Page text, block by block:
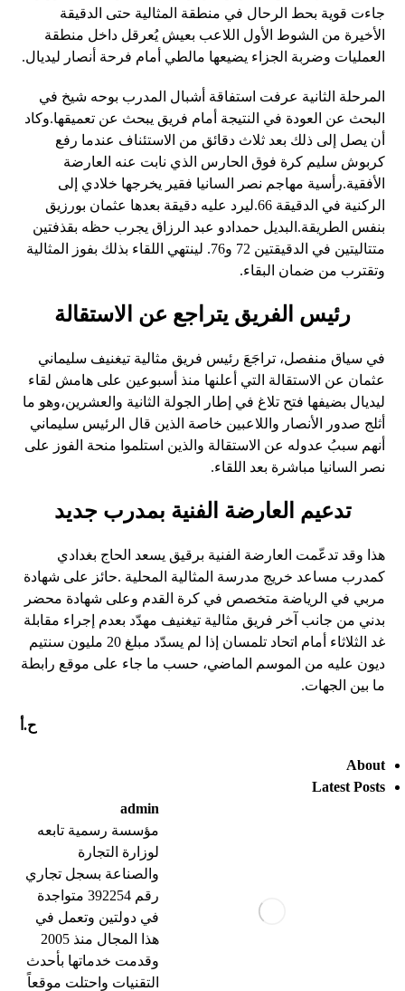
جاءت قوية بحط الرحال في منطقة المثالية حتى الدقيقة
الأخيرة من الشوط الأول اللاعب بعيش يُعرقل داخل منطقة
العمليات وضربة الجزاء يضيعها مالطي أمام فرحة أنصار ليديال.
المرحلة الثانية عرفت استفاقة أشبال المدرب بوحه شيخ في
البحث عن العودة في النتيجة أمام فريق يبحث عن تعميقها.وكاد
أن يصل إلى ذلك بعد ثلاث دقائق من الاستئناف عندما رفع
كربوش سليم كرة فوق الحارس الذي نابت عنه العارضة
الأفقية.رأسية مهاجم نصر السانيا فقير يخرجها خلادي إلى
الركنية في الدقيقة 66.ليرد عليه دقيقة بعدها عثمان بورزيق
بنفس الطريقة.البديل حمدادو عبد الرزاق يجرب حظه بقذفتين
متتاليتين في الدقيقتين 72 و76. لينتهي اللقاء بذلك بفوز المثالية
وتقترب من ضمان البقاء.
رئيس الفريق يتراجع عن الاستقالة
في سياق منفصل، تراجَعَ رئيس فريق مثالية تيغنيف سليماني
عثمان عن الاستقالة التي أعلنها منذ أسبوعين على هامش لقاء
ليديال بضيفها فتح تلاغ في إطار الجولة الثانية والعشرين،وهو ما
أثلج صدور الأنصار واللاعبين خاصة الذين قال الرئيس سليماني
أنهم سببُ عدوله عن الاستقالة والذين استلموا منحة الفوز على
نصر السانيا مباشرة بعد اللقاء.
تدعيم العارضة الفنية بمدرب جديد
هذا وقد تدعّمت العارضة الفنية برقيق يسعد الحاج بغدادي
كمدرب مساعد خريج مدرسة المثالية المحلية .حائز على شهادة
مربي في الرياضة متخصص في كرة القدم وعلى شهادة محضر
بدني من جانب آخر فريق مثالية تيغنيف مهدّد بعدم إجراء مقابلة
غد الثلاثاء أمام اتحاد تلمسان إذا لم يسدّد مبلغ 20 مليون سنتيم
ديون عليه من الموسم الماضي، حسب ما جاء على موقع رابطة
ما بين الجهات.
ح.أ
About
Latest Posts
admin
مؤسسة رسمية تابعه
لوزارة التجارة
والصناعة بسجل تجاري
رقم 392254 متواجدة
في دولتين وتعمل في
هذا المجال منذ 2005
وقدمت خدماتها بأحدث
التقنيات واحتلت موقعاً